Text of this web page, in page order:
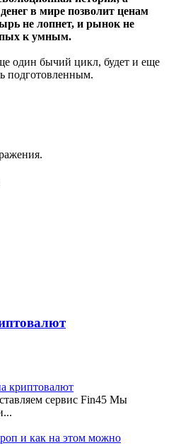
в мире позволит ценам
не лопнет, и рынок не
к умным.
один бычий цикл, будет и еще
подготовленным.
криптовалют
сервис Fin45 Мы
и как на этом можно